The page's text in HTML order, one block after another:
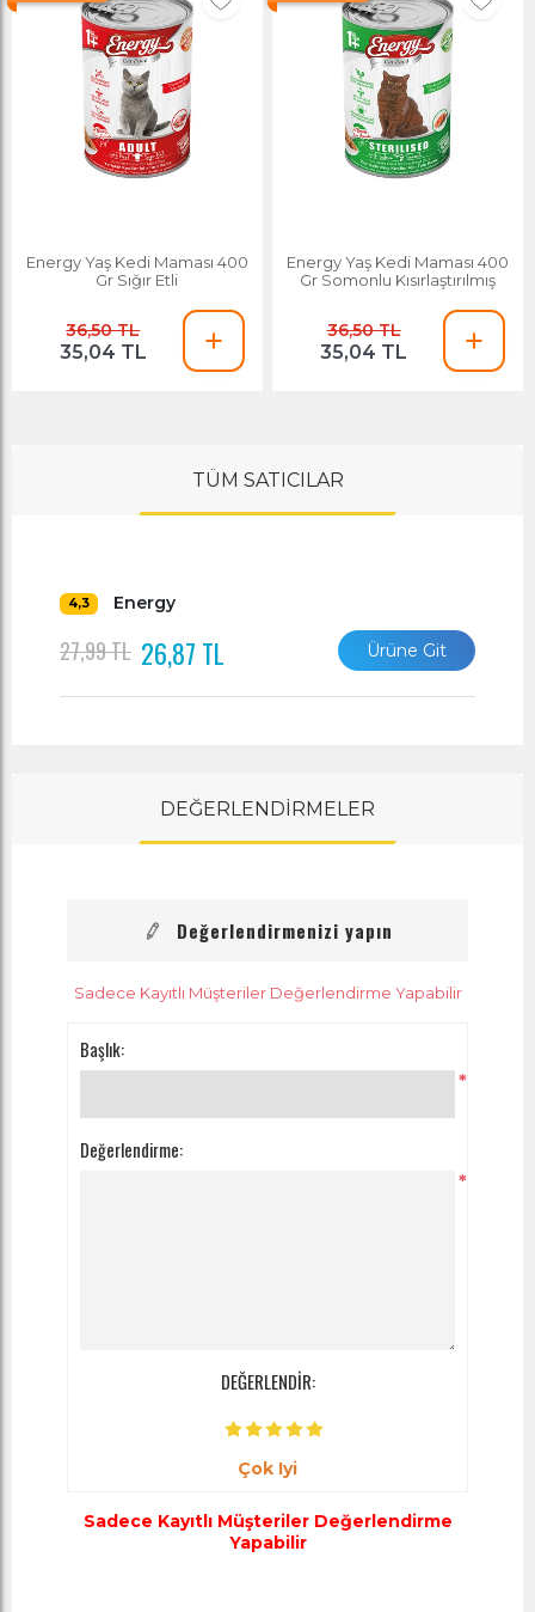
Energy Yaş Kedi Maması 400
Gr Sığır Etli
36,50 TL
35,04 TL
Energy Yaş Kedi Maması 400
Gr Somonlu Kısırlaştırılmış
36,50 TL
35,04 TL
TÜM SATICILAR
4,3 Energy
27,99 TL 26,87 TL Ürüne Git
DEĞERLENDİRMELER
Değerlendirmenizi yapın
Sadece Kayıtlı Müşteriler Değerlendirme Yapabilir
Başlık:
*
Değerlendirme:
*
DEĞERLENDİR:
Çok Iyi
Sadece Kayıtlı Müşteriler Değerlendirme
Yapabilir